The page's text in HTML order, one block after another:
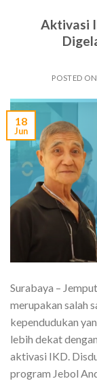
Aktivasi
POSTED ON
18
Jun
Surabaya –
merupakan salah
kependudukan
lebih dekat
aktivasi IKD.
program Jebol